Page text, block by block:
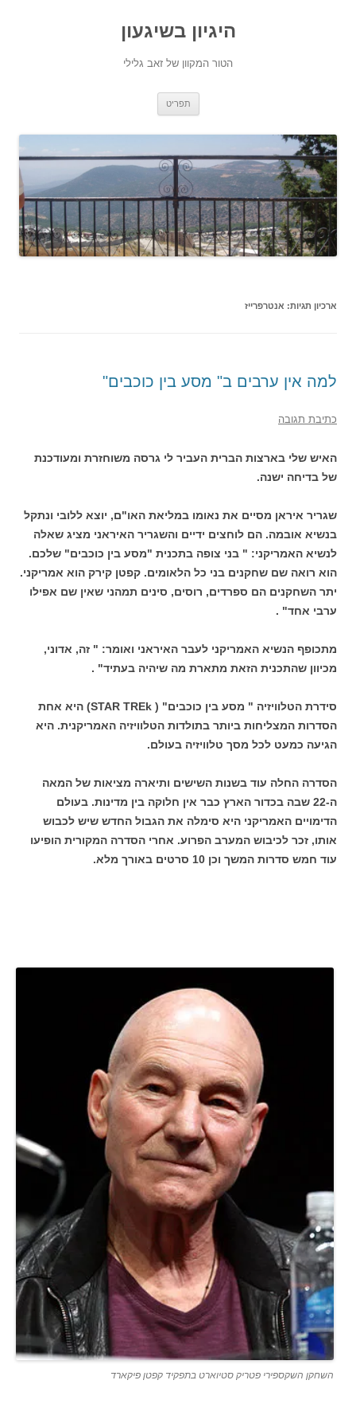
היגיון בשיגעון
הטור המקוון של זאב גלילי
תפריט
ארכיון תגיות: אנטרפרייז
למה אין ערבים ב" מסע בין כוכבים"
כתיבת תגובה
האיש שלי בארצות הברית העביר לי גרסה משוחזרת ומעודכנת
של בדיחה ישנה.
שגריר איראן מסיים את נאומו במליאת האו"ם, יוצא ללובי ונתקל
בנשיא אובמה. הם לוחצים ידיים והשגריר האיראני מציג שאלה
לנשיא האמריקני: " בני צופה בתכנית "מסע בין כוכבים" שלכם.
הוא רואה שם שחקנים בני כל הלאומים. קפטן קירק הוא אמריקני.
יתר השחקנים הם ספרדים, רוסים, סינים תמהני שאין שם אפילו
ערבי אחד" .
מתכופף הנשיא האמריקני לעבר האיראני ואומר: " זה, אדוני,
מכיוון שהתכנית הזאת מתארת מה שיהיה בעתיד" .
סידרת הטלוויזיה " מסע בין כוכבים" ( STAR TREk) היא אחת
הסדרות המצליחות ביותר בתולדות הטלוויזיה האמריקנית. היא
הגיעה כמעט לכל מסך טלוויזיה בעולם.
הסדרה החלה עוד בשנות השישים ותיארה מציאות של המאה
ה-22 שבה בכדור הארץ כבר אין חלוקה בין מדינות. בעולם
הדימויים האמריקני היא סימלה את הגבול החדש שיש לכבוש
אותו, זכר לכיבוש המערב הפרוע. אחרי הסדרה המקורית הופיעו
עוד חמש סדרות המשך וכן 10 סרטים באורך מלא.
השחקן השקספירי פטריק סטיוארט בתפקיד קפטן פיקארד